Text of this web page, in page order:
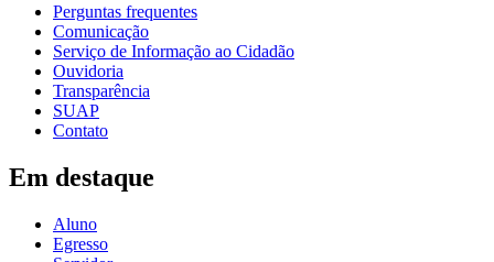
Perguntas frequentes
Comunicação
Serviço de Informação ao Cidadão
Ouvidoria
Transparência
SUAP
Contato
Em destaque
Aluno
Egresso